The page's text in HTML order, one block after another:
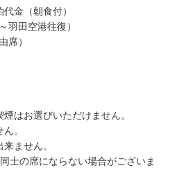
金（朝食付）
羽田空港往復）
席）
はお選びいただけません。
。
ません。
士の席にならない場合がございま